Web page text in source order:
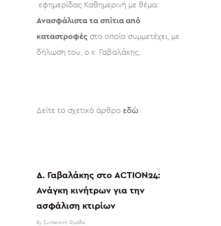
εφημερίδας Καθημερινή με θέμα:
Ανασφάλιστα τα σπίτια από
καταστροφές στο οποίο συμμετέχει, με
δήλωση του, ο κ. Γαβαλάκης.
Δείτε το σχετικό άρθρο εδώ:
Δ. Γαβαλάκης στο ACTION24:
Ανάγκη κινήτρων για την
ασφάλιση κτιρίων
By Συντακτική Ομάδα